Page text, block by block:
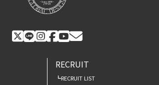
RECRUIT
RECRUIT LIST